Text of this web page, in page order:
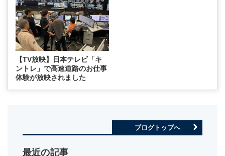
【TV放映】日本テレビ「キ
ントレ」で高速道路のお仕事
体験が放映されました
ブログトップへ
最近の記事